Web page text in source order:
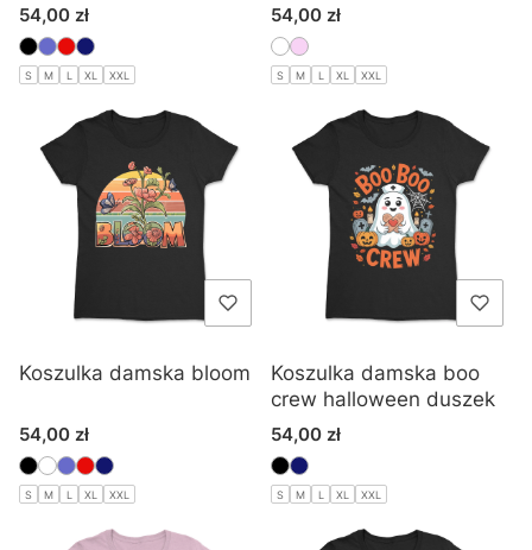
Cena
54,00 zł
S M L XL XXL
Cena
54,00 zł
S M L XL XXL
Koszulka damska bloom
Cena
54,00 zł
S M L XL XXL
Koszulka damska boo
crew halloween duszek
Cena
54,00 zł
S M L XL XXL